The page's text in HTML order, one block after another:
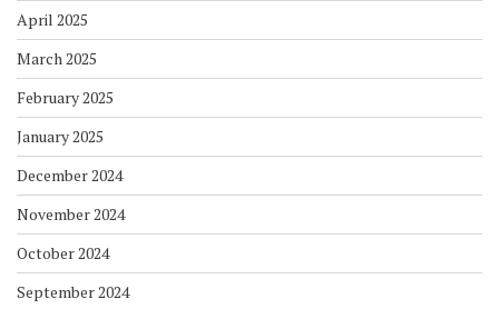
April 2025
March 2025
February 2025
January 2025
December 2024
November 2024
October 2024
September 2024